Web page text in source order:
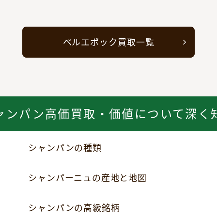
ベルエポック買取一覧
ンパン高価買取・価値について深く
シャンパンの種類
シャンパーニュの産地と地図
シャンパンの高級銘柄